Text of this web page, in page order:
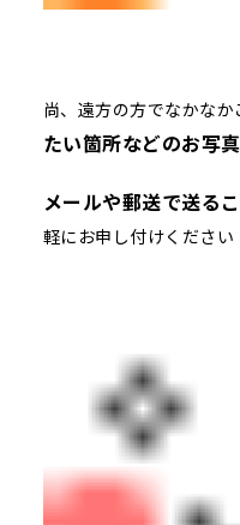
尚、遠方の方でなかなか
たい箇所などのお写
メールや郵送で送る
軽にお申し付けください